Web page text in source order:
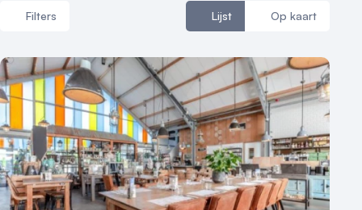
Filters Lijst Op kaart
Aantal zalen
1 - 5 zalen
6 - 10 zalen
10 of meer zalen
Aantal personen